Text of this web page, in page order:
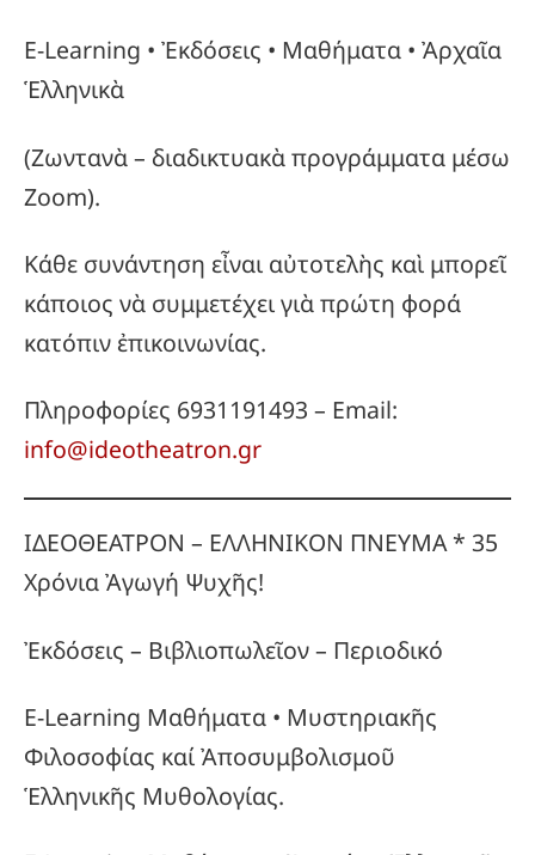
E-Learning • Ἐκδόσεις • Μαθήματα • Ἀρχαῖα
Ἑλληνικὰ
(Ζωντανὰ – διαδικτυακὰ προγράμματα μέσω
Zoom).
Κάθε συνάντηση εἶναι αὐτοτελὴς καὶ μπορεῖ
κάποιος νὰ συμμετέχει γιὰ πρώτη φορά
κατόπιν ἐπικοινωνίας.
Πληροφορίες 6931191493 – Email:
info@ideotheatron.gr
ΙΔΕΟΘΕΑΤΡΟΝ – ΕΛΛΗΝΙΚΟΝ ΠΝΕΥΜΑ * 35
Χρόνια Ἀγωγή Ψυχῆς!
Ἐκδόσεις – Βιβλιοπωλεῖον – Περιοδικό
E-Learning Μαθήματα • Μυστηριακῆς
Φιλοσοφίας καί Ἀποσυμβολισμοῦ
Ἑλληνικῆς Μυθολογίας.